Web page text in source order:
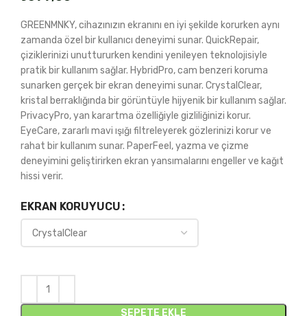
GREENMNKY, cihazınızın ekranını en iyi şekilde korurken aynı
zamanda özel bir kullanıcı deneyimi sunar. QuickRepair,
çiziklerinizi unuttururken kendini yenileyen teknolojisiyle
pratik bir kullanım sağlar. HybridPro, cam benzeri koruma
sunarken gerçek bir ekran deneyimi sunar. CrystalClear,
kristal berraklığında bir görüntüyle hijyenik bir kullanım sağlar.
PrivacyPro, yan karartma özelliğiyle gizliliğinizi korur.
EyeCare, zararlı mavi ışığı filtreleyerek gözlerinizi korur ve
rahat bir kullanım sunar. PaperFeel, yazma ve çizme
deneyimini geliştirirken ekran yansımalarını engeller ve kağıt
hissi verir.
EKRAN KORUYUCU
SEPETE EKLE